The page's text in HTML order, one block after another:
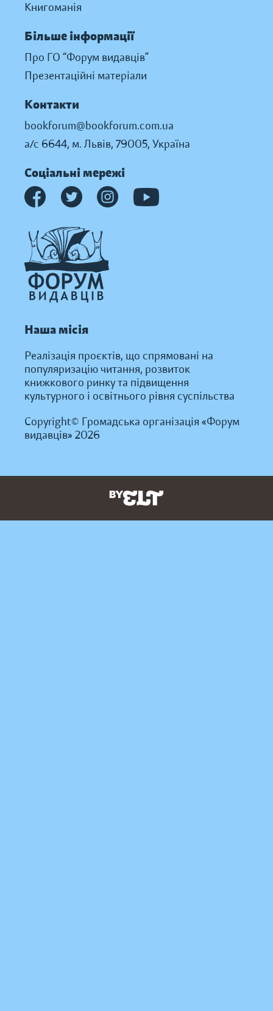
Книгоманія
Більше інформації
Про ГО “Форум видавців”
Презентаційні матеріали
Контакти
bookforum@bookforum.com.ua
а/с 6644, м. Львів, 79005, Україна
Соціальні мережі
Наша місія
Реалізація проєктів, що спрямовані на
популяризацію читання, розвиток
книжкового ринку та підвищення
культурного і освітнього рівня суспільства
Copyright© Громадська організація «Форум
видавців» 2026